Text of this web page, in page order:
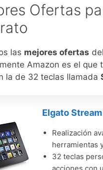
Ofertas
las mejores ofertas
Amazon es el que
la de 32 teclas llamada
Elgato
Realización
herramientas
32 teclas